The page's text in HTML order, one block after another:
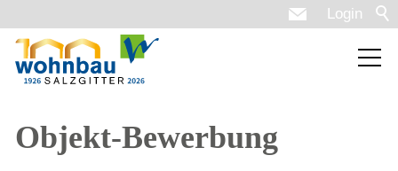
Login
Objekt-Bewerbung